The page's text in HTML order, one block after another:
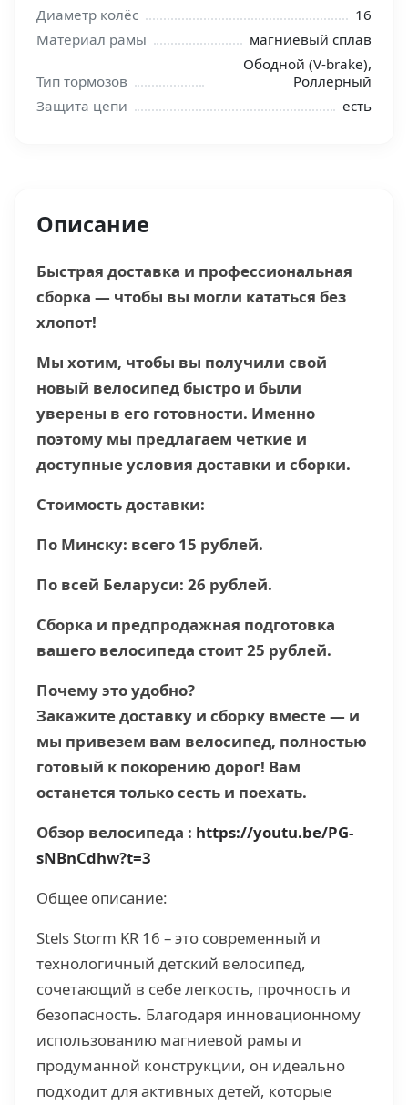
Диаметр колёс
16
Материал рамы
магниевый сплав
Тип тормозов
Ободной (V-brake),
Роллерный
Защита цепи
есть
Описание
Быстрая доставка и профессиональная
сборка — чтобы вы могли кататься без
хлопот!
Мы хотим, чтобы вы получили свой
новый велосипед быстро и были
уверены в его готовности. Именно
поэтому мы предлагаем четкие и
доступные условия доставки и сборки.
Стоимость доставки:
По Минску: всего 15 рублей.
По всей Беларуси: 26 рублей.
Сборка и предпродажная подготовка
вашего велосипеда стоит 25 рублей.
Почему это удобно?
Закажите доставку и сборку вместе — и
мы привезем вам велосипед, полностью
готовый к покорению дорог! Вам
останется только сесть и поехать.
Обзор велосипеда : https://youtu.be/PG-
sNBnCdhw?t=3
Общее описание:
Stels Storm KR 16 – это современный и
технологичный детский велосипед,
сочетающий в себе легкость, прочность и
безопасность. Благодаря инновационному
использованию магниевой рамы и
продуманной конструкции, он идеально
подходит для активных детей, которые